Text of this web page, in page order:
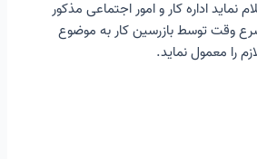
نماید اداره کار و امور اجتماعی مذکور
وقت توسط بازرسین کار به موضوع
را معمول نماید.